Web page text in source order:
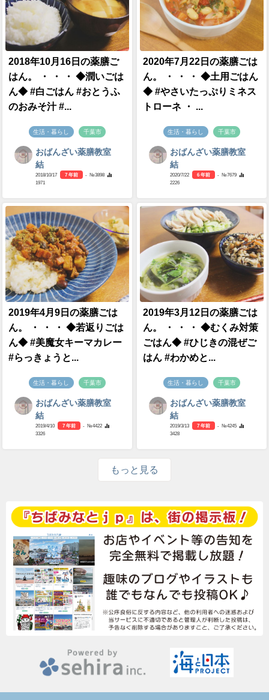
2018年10月16日の薬膳ご
はん。 ・ ・ ・ ◆潤いごは
ん◆ #白ごはん #おとうふ
のおみそ汁 #...
生活・暮らし 千葉市
おばんざい薬膳教室
結
2018/10/17 7 年前
- №3898
1971
2020年7月22日の薬膳ごは
ん。 ・ ・ ・ ◆土用ごはん
◆ #やさいたっぷりミネス
トローネ ・ ...
生活・暮らし 千葉市
おばんざい薬膳教室
結
2020/7/22 6 年前
- №7679
2226
2019年4月9日の薬膳ごは
ん。 ・ ・ ・ ◆若返りごは
ん◆ #美魔女キーマカレー
#らっきょうと...
生活・暮らし 千葉市
おばんざい薬膳教室
結
2019/4/10 7 年前
- №4422
3326
2019年3月12日の薬膳ごは
ん。 ・ ・ ・ ◆むくみ対策
ごはん◆ #ひじきの混ぜご
はん #わかめと...
生活・暮らし 千葉市
おばんざい薬膳教室
結
2019/3/13 7 年前
- №4245
3428
もっと見る